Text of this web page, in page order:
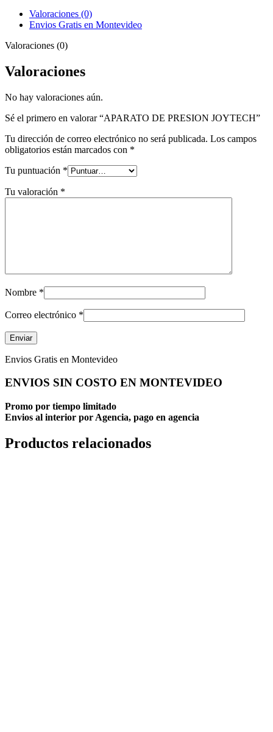
Valoraciones (0)
Envios Gratis en Montevideo
Valoraciones (0)
Valoraciones
No hay valoraciones aún.
Sé el primero en valorar “APARATO DE PRESION JOYTECH”
Tu dirección de correo electrónico no será publicada. Los campos
obligatorios están marcados con *
Tu puntuación *
Tu valoración *
Nombre *
Correo electrónico *
Envios Gratis en Montevideo
ENVIOS SIN COSTO EN MONTEVIDEO
Promo por tiempo limitado
Envios al interior por Agencia, pago en agencia
Productos relacionados